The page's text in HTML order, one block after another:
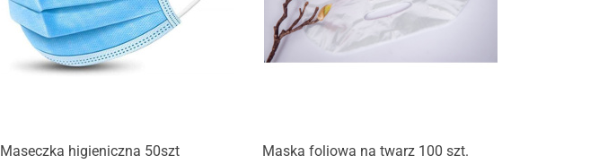
Maseczka higieniczna 50szt Maska foliowa na twarz 100 szt.